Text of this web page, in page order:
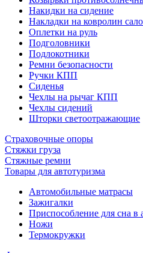
Накидки на сидение
Накладки на ковролин
Оплетки на руль
Подголовники
Подлокотники
Ремни безопасности
Ручки КПП
Сиденья
Чехлы на рычаг КПП
Чехлы сидений
Шторки светоотражающие
Страховочные опоры
Стяжки груза
Стяжные ремни
Товары для автотуризма
Автомобильные матрасы
Зажигалки
Приспособление для сна в
Ножи
Термокружки